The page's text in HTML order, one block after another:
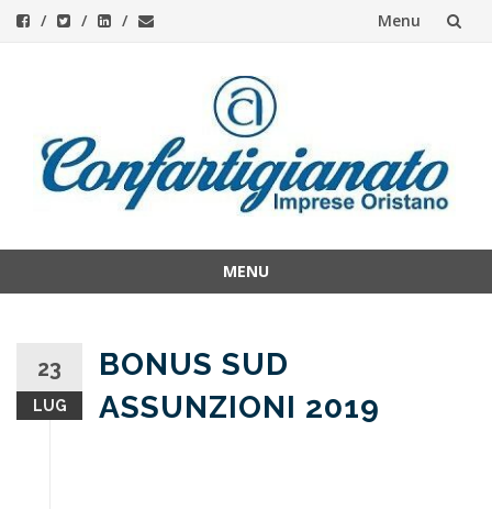
Menu
content
MENU
23
LUG
BONUS SUD
ASSUNZIONI 2019